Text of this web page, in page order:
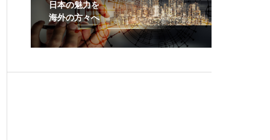
日本の魅力を
海外の方々へ